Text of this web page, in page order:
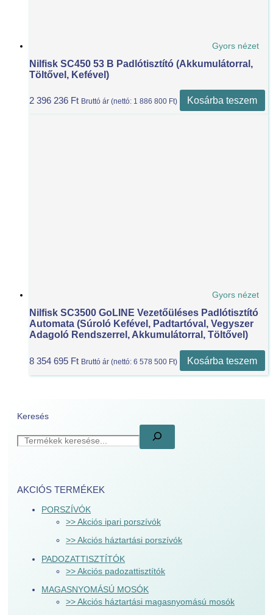
Keresés
AKCIÓS TERMÉKEK
PORSZÍVÓK
>> Akciós ipari porszívók
>> Akciós háztartási porszívók
PADOZATTISZTÍTÓK
>> Akciós padozattisztítók
MAGASNYOMÁSÚ MOSÓK
>> Akciós háztartási magasnyomású mosók
Gyors nézet
Nilfisk SC450 53 B Padlótisztító (akkumulátorral,
Töltővel, Kefével)
2 396 236 Ft Bruttó ár (nettó: 1 886 800 Ft) Kosárba teszem
Gyors nézet
Nilfisk SC3500 GoLINE Vezetőüléses Padlótisztító
Automata (súroló Kefével, Padtartóval, Vegyszer
Adagoló Rendszerrel, Akkumulátorral, Töltővel)
8 354 695 Ft Bruttó ár (nettó: 6 578 500 Ft) Kosárba teszem